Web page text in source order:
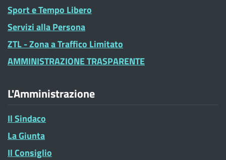
Sport e Tempo Libero
Servizi alla Persona
ZTL - Zona a Traffico Limitato
AMMINISTRAZIONE TRASPARENTE
L'Amministrazione
Il Sindaco
La Giunta
Il Consiglio